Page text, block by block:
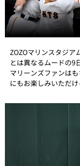
ZOZOマリンスタジア
とは異なるムードの9
マリーンズファンは
にもお楽しみいただ